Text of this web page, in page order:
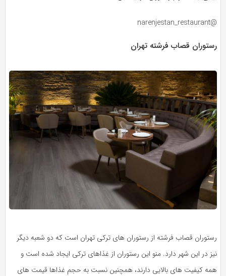
@narenjestan_restaurant
رستوران قصاب فرشته تهران
رستوران قصاب فرشته از رستوران های ترکی تهران است که دو شعبه دیگر
نیز در این شهر دارد. منو این رستوران از غذاهای ترکی ایجاد شده است و
همه کیفیت های بالایی دارند، همچنین نسبت به حجم غذاها قیمت های